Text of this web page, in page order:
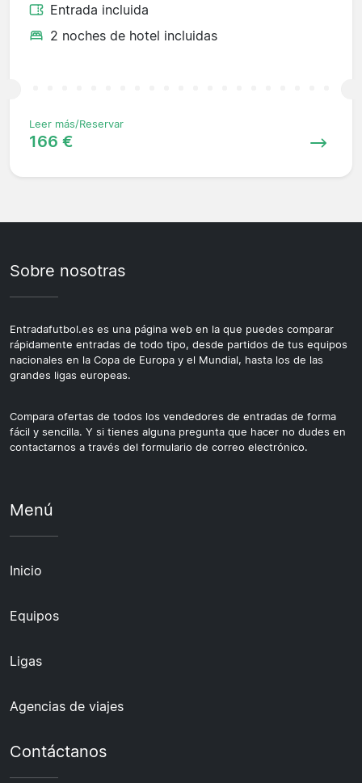
Entrada incluida
2 noches de hotel incluidas
Leer más/Reservar
166 €
Sobre nosotras
Entradafutbol.es es una página web en la que puedes comparar
rápidamente entradas de todo tipo, desde partidos de tus equipos
nacionales en la Copa de Europa y el Mundial, hasta los de las
grandes ligas europeas.
Compara ofertas de todos los vendedores de entradas de forma
fácil y sencilla. Y si tienes alguna pregunta que hacer no dudes en
contactarnos a través del formulario de correo electrónico.
Menú
Inicio
Equipos
Ligas
Agencias de viajes
Contáctanos